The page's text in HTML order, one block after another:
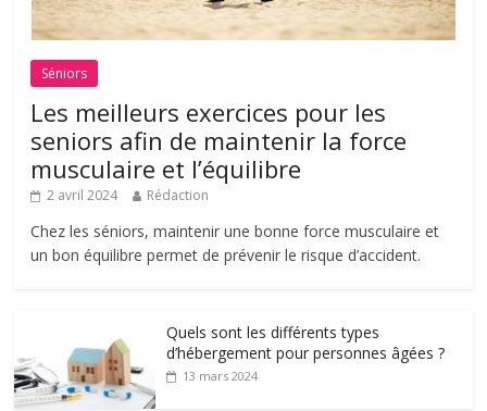
Séniors
Les meilleurs exercices pour les
seniors afin de maintenir la force
musculaire et l’équilibre
2 avril 2024 Rédaction
Chez les séniors, maintenir une bonne force musculaire et
un bon équilibre permet de prévenir le risque d’accident.
Quels sont les différents types
d’hébergement pour personnes âgées ?
13 mars 2024